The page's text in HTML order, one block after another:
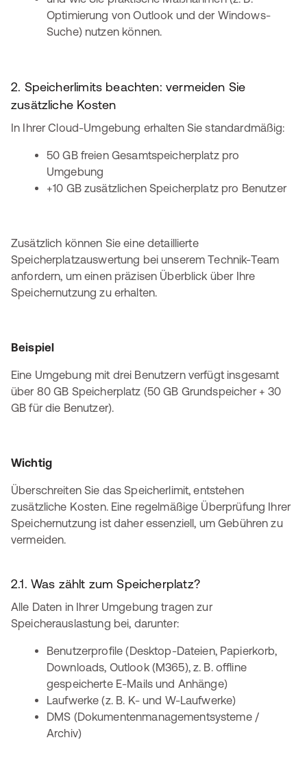
Optimierung von Outlook und der Windows-
Suche) nutzen können.
2. Speicherlimits beachten: vermeiden Sie
zusätzliche Kosten
In Ihrer Cloud-Umgebung erhalten Sie standardmäßig:
50 GB freien Gesamtspeicherplatz pro
Umgebung
+10 GB zusätzlichen Speicherplatz pro Benutzer
Zusätzlich können Sie eine detaillierte
Speicherplatzauswertung bei unserem Technik-Team
anfordern, um einen präzisen Überblick über Ihre
Speichernutzung zu erhalten.
Beispiel
Eine Umgebung mit drei Benutzern verfügt insgesamt
über 80 GB Speicherplatz (50 GB Grundspeicher + 30
GB für die Benutzer).
Wichtig
Überschreiten Sie das Speicherlimit, entstehen
zusätzliche Kosten. Eine regelmäßige Überprüfung Ihrer
Speichernutzung ist daher essenziell, um Gebühren zu
vermeiden.
2.1. Was zählt zum Speicherplatz?
Alle Daten in Ihrer Umgebung tragen zur
Speicherauslastung bei, darunter:
Benutzerprofile (Desktop-Dateien, Papierkorb,
Downloads, Outlook (M365), z. B. offline
gespeicherte E-Mails und Anhänge)
Laufwerke (z. B. K- und W-Laufwerke)
DMS (Dokumentenmanagementsysteme /
Archiv)